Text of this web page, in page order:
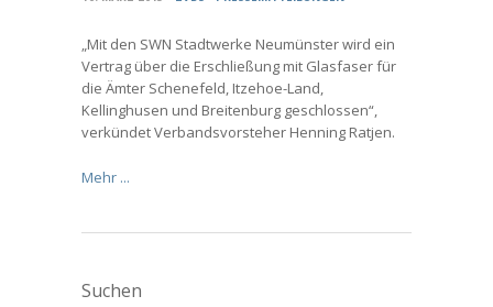
„Mit den SWN Stadtwerke Neumünster wird ein
Vertrag über die Erschließung mit Glasfaser für
die Ämter Schenefeld, Itzehoe-Land,
Kellinghusen und Breitenburg geschlossen“,
verkündet Verbandsvorsteher Henning Ratjen.
Mehr ...
Suchen